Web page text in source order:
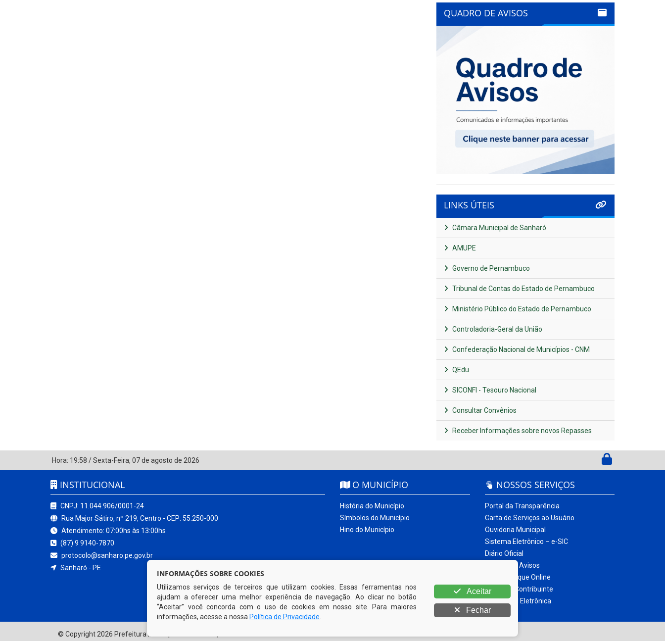
QUADRO DE AVISOS
LINKS ÚTEIS
Câmara Municipal de Sanharó
AMUPE
Governo de Pernambuco
Tribunal de Contas do Estado de Pernambuco
Ministério Público do Estado de Pernambuco
Controladoria-Geral da União
Confederação Nacional de Municípios - CNM
QEdu
SICONFI - Tesouro Nacional
Consultar Convênios
Receber Informações sobre novos Repasses
Hora: 19:58 /Sexta-Feira, 07 de agosto de 2026
INSTITUCIONAL
CNPJ: 11.044.906/0001-24
Rua Major Sátiro, nº 219, Centro - CEP: 55.250-000
Atendimento: 07:00hs às 13:00hs
(87) 9 9140-7870
protocolo@sanharo.pe.gov.br
Sanharó - PE
O MUNICÍPIO
História do Município
Símbolos do Município
Hino do Município
NOSSOS SERVIÇOS
Portal da Transparência
Carta de Serviços ao Usuário
Ouvidoria Municipal
Sistema Eletrônico – e-SIC
Diário Oficial
Quadro de Avisos
Contracheque Online
Portal do Contribuinte
Nota Fiscal Eletrônica
© Copyright 2026 Prefeitura Municipal de Sanharó | Todos os direitos reservados
INFORMAÇÕES SOBRE COOKIES
Utilizamos serviços de terceiros que utilizam cookies. Essas ferramentas nos
ajudam a oferecer uma melhor experiência de navegação. Ao clicar no botão
“Aceitar” você concorda com o uso de cookies em nosso site. Para maiores
informações, acesse a nossa Política de Privacidade
Aceitar
Fechar